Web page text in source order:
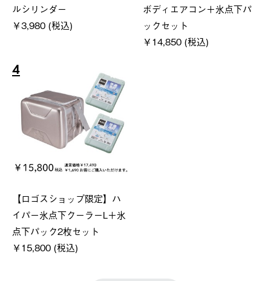
ルシリンダー
￥3,980 (税込)
ボディエアコン＋氷点下パ
ックセット
￥14,850 (税込)
4
【ロゴスショップ限定】ハ
イパー氷点下クーラーL＋氷
点下パック2枚セット
￥15,800 (税込)